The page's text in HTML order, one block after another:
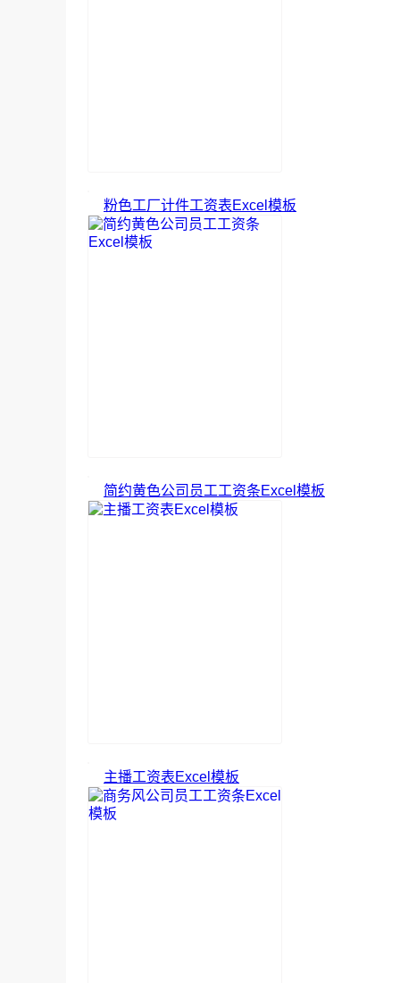
粉色工厂计件工资表Excel模板
简约黄色公司员工工资条Excel模板
主播工资表Excel模板